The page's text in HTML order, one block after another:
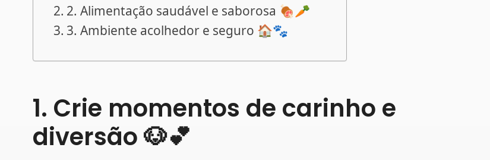
2. Alimentação saudável e saborosa 🍖🥕
3. Ambiente acolhedor e seguro 🏠🐾
1. Crie momentos de carinho e
diversão 🐶💕